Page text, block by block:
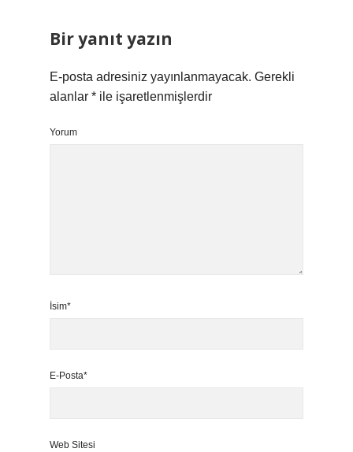
Bir yanıt yazın
E-posta adresiniz yayınlanmayacak. Gerekli
alanlar * ile işaretlenmişlerdir
Yorum
İsim*
E-Posta*
Web Sitesi